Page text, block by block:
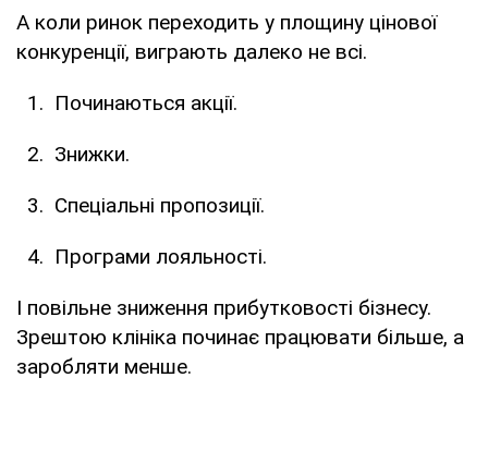
А коли ринок переходить у площину цінової
конкуренції, виграють далеко не всі.
Починаються акції.
Знижки.
Спеціальні пропозиції.
Програми лояльності.
І повільне зниження прибутковості бізнесу.
Зрештою клініка починає працювати більше, а
заробляти менше.